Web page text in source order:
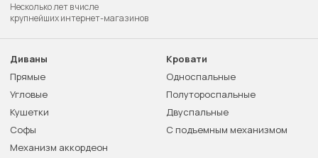
Несколько лет в числе
крупнейших интернет-магазинов
Диваны
Прямые
Угловые
Кушетки
Софы
Механизм аккордеон
Кровати
Односпальные
Полутороспальные
Двуспальные
С подъемным механизмом